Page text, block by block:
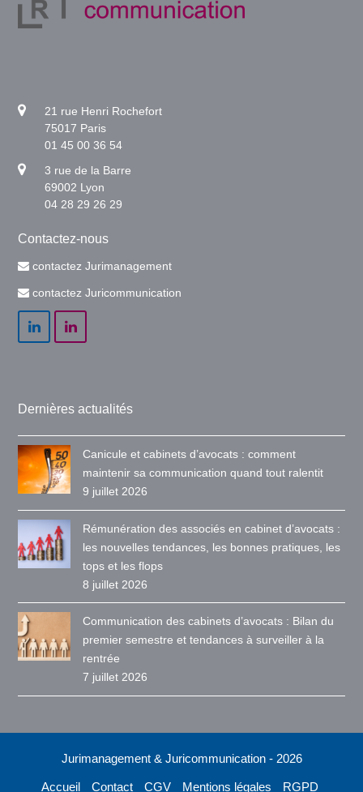
21 rue Henri Rochefort
75017 Paris
01 45 00 36 54
3 rue de la Barre
69002 Lyon
04 28 29 26 29
Contactez-nous
contactez Jurimanagement
contactez Juricommunication
LinkedInLinkedIn
Dernières actualités
Canicule et cabinets d’avocats : comment
maintenir sa communication quand tout ralentit
9 juillet 2026
Rémunération des associés en cabinet d’avocats :
les nouvelles tendances, les bonnes pratiques, les
tops et les flops
8 juillet 2026
Communication des cabinets d’avocats : Bilan du
premier semestre et tendances à surveiller à la
rentrée
7 juillet 2026
Jurimanagement & Juricommunication - 2026
Accueil Contact CGV Mentions légales RGPD